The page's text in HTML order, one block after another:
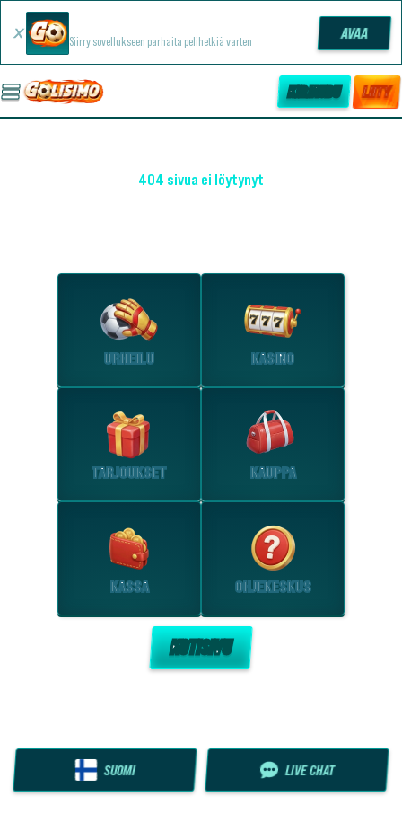
Siirry sovellukseen parhaita pelihetkiä varten AVAA
KIRJAUDU LIITY
404 sivua ei löytynyt
URHEILU KASINO
TARJOUKSET KAUPPA
KASSA OHJEKESKUS
KOTISIVU
SUOMI LIVE CHAT